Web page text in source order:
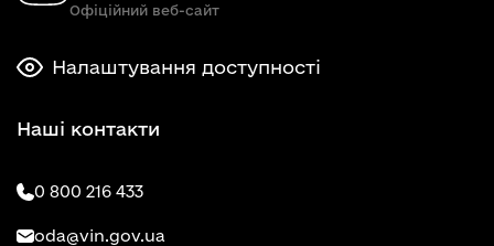
Офіційний веб-сайт
Налаштування доступності
Наші контакти
0 800 216 433
oda@vin.gov.ua